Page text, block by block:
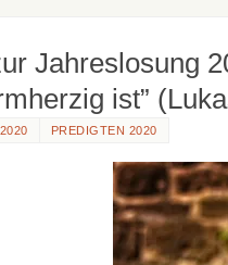
Jahreslosung
ist”
PREDIGTEN 2020